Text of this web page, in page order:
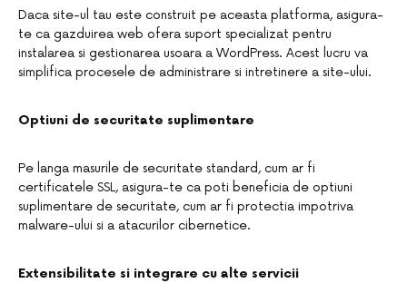
Daca site-ul tau este construit pe aceasta platforma, asigura-
te ca gazduirea web ofera suport specializat pentru
instalarea si gestionarea usoara a WordPress. Acest lucru va
simplifica procesele de administrare si intretinere a site-ului.
Optiuni de securitate suplimentare
Pe langa masurile de securitate standard, cum ar fi
certificatele SSL, asigura-te ca poti beneficia de optiuni
suplimentare de securitate, cum ar fi protectia impotriva
malware-ului si a atacurilor cibernetice.
Extensibilitate si integrare cu alte servicii